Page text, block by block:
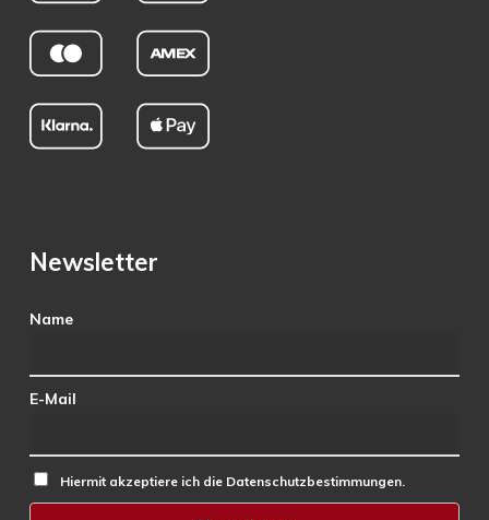
Newsletter
Name
E-Mail
Hiermit akzeptiere ich die Datenschutzbestimmungen.